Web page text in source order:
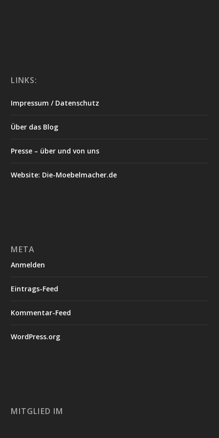
LINKS:
Impressum / Datenschutz
Über das Blog
Presse – über und von uns
Website: Die-Moebelmacher.de
META
Anmelden
Eintrags-Feed
Kommentar-Feed
WordPress.org
MITGLIED IM